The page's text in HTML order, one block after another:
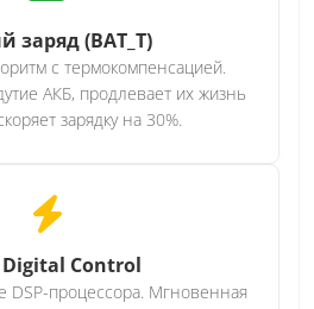
заряд (BAT_T)
с термокомпенсацией.
АКБ, продлевает их жизнь
зарядку на 30%.
Control
DSP-процессора. Мгновенная